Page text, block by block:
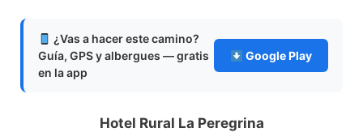
¿Vas a hacer este camino?
Guía, GPS y albergues — gratis
en la app
Google Play
Hotel Rural La Peregrina